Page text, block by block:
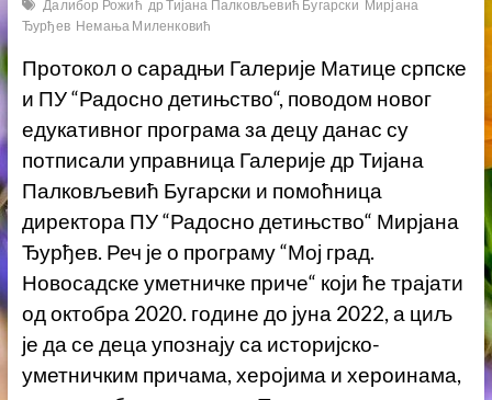
Далибор Рожић др Тијана Палковљевић Бугарски Мирјана
Ђурђев Немања Миленковић
Протокол о сарадњи Галерије Матице српске
и ПУ “Радосно детињство“, поводом новог
едукативног програма за децу данас су
потписали управница Галерије др Тијана
Палковљевић Бугарски и помоћница
директора ПУ “Радосно детињство“ Мирјана
Ђурђев. Реч је о програму “Мој град.
Новосадске уметничке приче“ који ће трајати
од октобра 2020. године до јуна 2022, а циљ
је да се деца упознају са историјско-
уметничким причама, херојима и хероинама,